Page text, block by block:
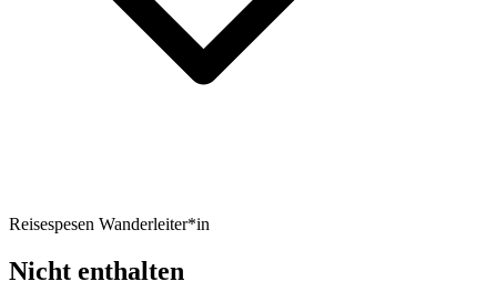
Reisespesen Wanderleiter*in
Nicht enthalten